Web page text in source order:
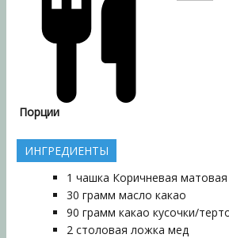
Порции
ИНГРЕДИЕНТЫ
1 чашка Коричневая матовая
30 грамм масло какао
90 грамм какао кусочки/
2 столовая ложка мед